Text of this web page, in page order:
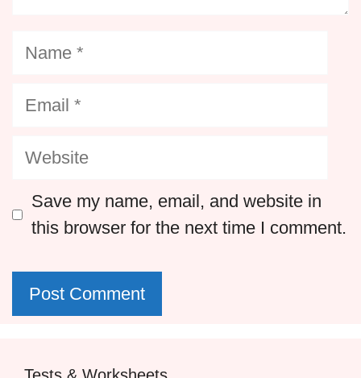
Name
Email
Website
Save my name, email, and website in
this browser for the next time I comment.
Tests & Worksheets